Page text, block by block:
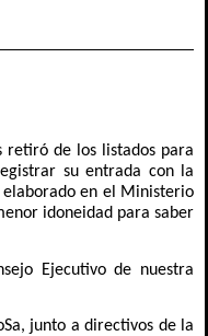
retiró de los listados para
su entrada con la
en el Ministerio
idoneidad para saber
Ejecutivo de nuestra
junto a directivos de la